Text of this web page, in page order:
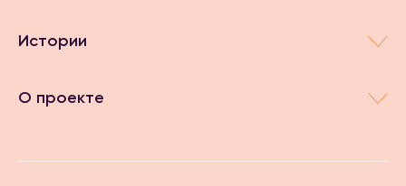
Истории
О проекте